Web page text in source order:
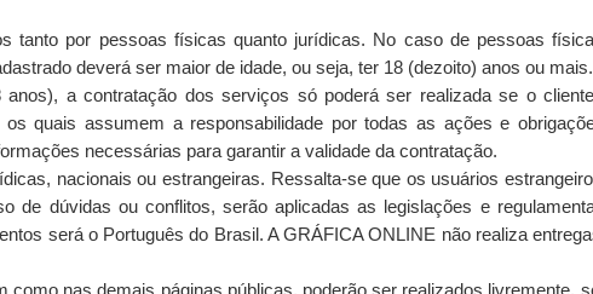
tanto por pessoas físicas quanto jurídicas. No caso de pessoas
deverá ser maior de idade, ou seja, ter 18 (dezoito) anos ou
a contratação dos serviços só poderá ser realizada se o
quais assumem a responsabilidade por todas as ações e
necessárias para garantir a validade da contratação.
nacionais ou estrangeiras. Ressalta-se que os usuários
de dúvidas ou conflitos, serão aplicadas as legislações e
será o Português do Brasil. A GRÁFICA ONLINE não realiza
como nas demais páginas públicas, poderão ser realizados livremente,